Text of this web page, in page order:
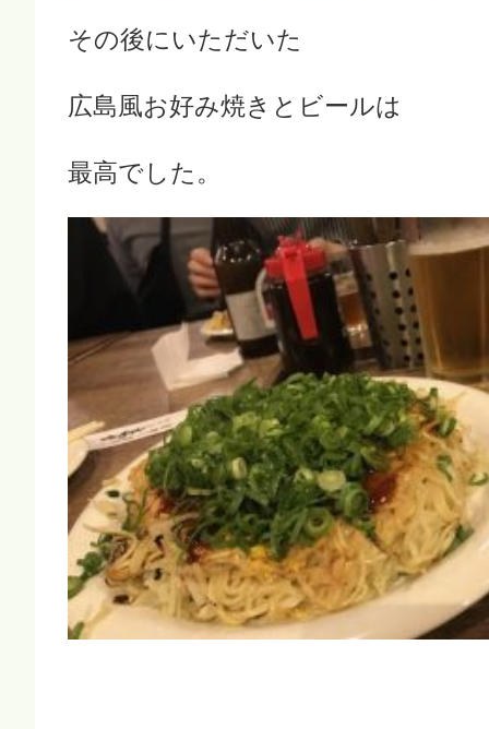
その後にいただいた
広島風お好み焼きとビールは
最高でした。